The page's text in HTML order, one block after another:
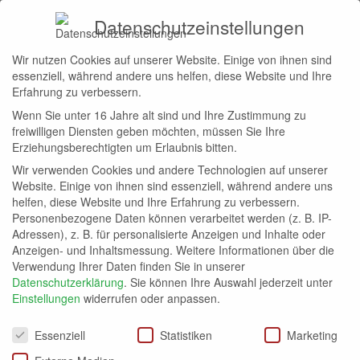
Start Hilton Honors
HILTON HONORS
Abos Allgemein Avios Bahn.bonus bonusmiles
Keine Beiträge vorhanden
Datenschutzeinstellungen
Wir nutzen Cookies auf unserer Website. Einige von ihnen sind
essenziell, während andere uns helfen, diese Website und Ihre
Erfahrung zu verbessern.
Wenn Sie unter 16 Jahre alt sind und Ihre Zustimmung zu
freiwilligen Diensten geben möchten, müssen Sie Ihre
Erziehungsberechtigten um Erlaubnis bitten.
Wir verwenden Cookies und andere Technologien auf unserer
Website. Einige von ihnen sind essenziell, während andere uns
helfen, diese Website und Ihre Erfahrung zu verbessern.
Personenbezogene Daten können verarbeitet werden (z. B. IP-
Adressen), z. B. für personalisierte Anzeigen und Inhalte oder
Anzeigen- und Inhaltsmessung. Weitere Informationen über die
Verwendung Ihrer Daten finden Sie in unserer
Datenschutzerklärung. Sie können Ihre Auswahl jederzeit unter
Einstellungen widerrufen oder anpassen.
Datenschutzeinstellungen
Essenziell Statistiken
Marketing